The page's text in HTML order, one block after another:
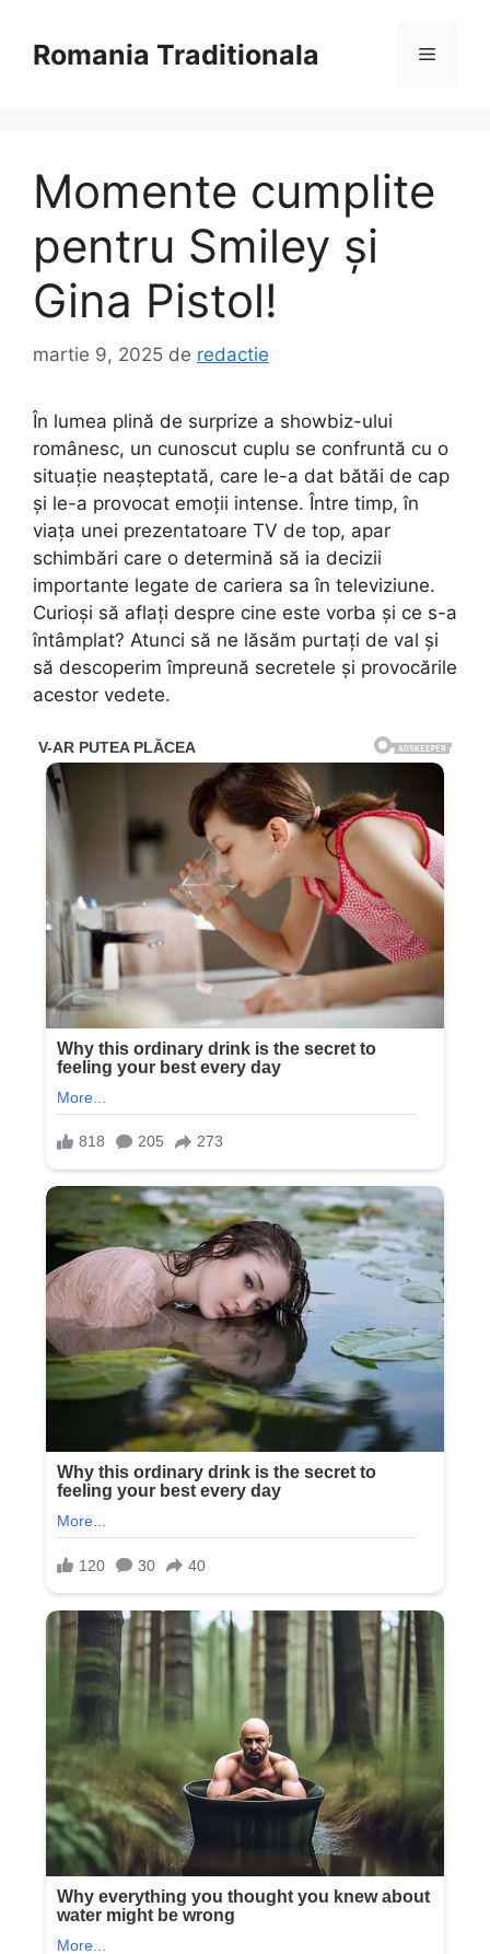
conținutRomania Traditionala Meniu
Momente cumplite
pentru Smiley și
Gina Pistol!
martie 9, 2025 de redactie
În lumea plină de surprize a showbiz-ului
românesc, un cunoscut cuplu se confruntă cu o
situație neașteptată, care le-a dat bătăi de cap
și le-a provocat emoții intense. Între timp, în
viața unei prezentatoare TV de top, apar
schimbări care o determină să ia decizii
importante legate de cariera sa în televiziune.
Curioși să aflați despre cine este vorba și ce s-a
întâmplat? Atunci să ne lăsăm purtați de val și
să descoperim împreună secretele și provocările
acestor vedete.